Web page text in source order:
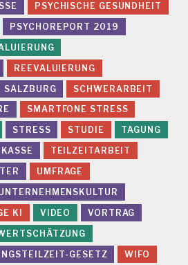
PSYCHISCHE GESUNDHEIT
PSYCHOREPORT 2019
REEVALUIERUNG
SALZBURG
SCHWERARBEIT
SMARTFONE STRESS
STRESS STUDIE
TAGUNG
TEILZEITARBEIT
UMFRAGE
KI
VIDEO
VORTRAG
GESETZ
WIFO